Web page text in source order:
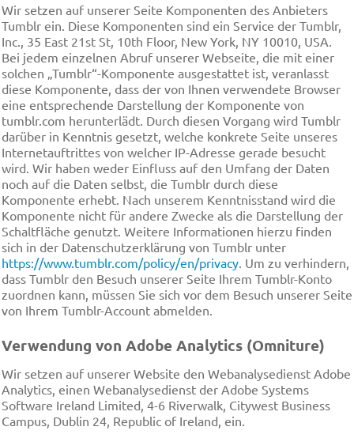
Wir setzen auf unserer Seite Komponenten des Anbieters
Tumblr ein. Diese Komponenten sind ein Service der Tumblr,
Inc., 35 East 21st St, 10th Floor, New York, NY 10010, USA.
Bei jedem einzelnen Abruf unserer Webseite, die mit einer
solchen „Tumblr“-Komponente ausgestattet ist, veranlasst
diese Komponente, dass der von Ihnen verwendete Browser
eine entsprechende Darstellung der Komponente von
tumblr.com herunterlädt. Durch diesen Vorgang wird Tumblr
darüber in Kenntnis gesetzt, welche konkrete Seite unseres
Internetauftrittes von welcher IP-Adresse gerade besucht
wird. Wir haben weder Einfluss auf den Umfang der Daten
noch auf die Daten selbst, die Tumblr durch diese
Komponente erhebt. Nach unserem Kenntnisstand wird die
Komponente nicht für andere Zwecke als die Darstellung der
Schaltfläche genutzt. Weitere Informationen hierzu finden
sich in der Datenschutzerklärung von Tumblr unter
https://www.tumblr.com/policy/en/privacy . Um zu verhindern,
dass Tumblr den Besuch unserer Seite Ihrem Tumblr-Konto
zuordnen kann, müssen Sie sich vor dem Besuch unserer Seite
von Ihrem Tumblr-Account abmelden.
Verwendung von Adobe Analytics (Omniture)
Wir setzen auf unserer Website den Webanalysedienst Adobe
Analytics, einen Webanalysedienst der Adobe Systems
Software Ireland Limited, 4-6 Riverwalk, Citywest Business
Campus, Dublin 24, Republic of Ireland, ein.